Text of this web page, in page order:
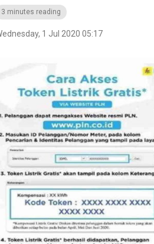
3 minutes reading
1 Jul 2020 05:17